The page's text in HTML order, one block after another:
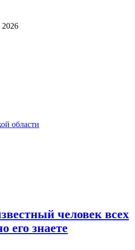
2026
области
человек всех
его знаете